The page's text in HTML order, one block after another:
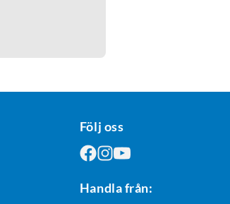
Följ oss
Handla från: